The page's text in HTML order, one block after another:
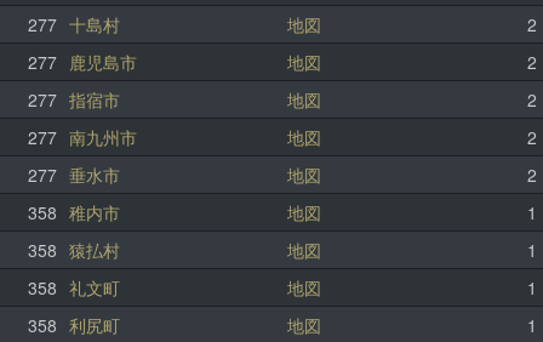
277 十島村 地図
2
277 鹿児島市 地図
2
277 指宿市 地図
2
277 南九州市 地図
2
277 垂水市 地図
2
358 稚内市 地図
1
358 猿払村 地図
1
358 礼文町 地図
1
358 利尻町 地図
1